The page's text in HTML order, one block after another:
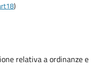
)
relativa a ordinanze e